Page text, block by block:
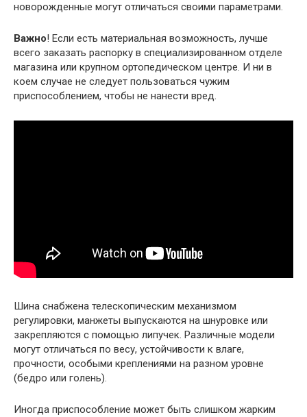
новорожденные могут отличаться своими параметрами.
Важно! Если есть материальная возможность, лучше
всего заказать распорку в специализированном отделе
магазина или крупном ортопедическом центре. И ни в
коем случае не следует пользоваться чужим
приспособлением, чтобы не нанести вред.
Шина снабжена телескопическим механизмом
регулировки, манжеты выпускаются на шнуровке или
закрепляются с помощью липучек. Различные модели
могут отличаться по весу, устойчивости к влаге,
прочности, особыми креплениями на разном уровне
(бедро или голень).
Иногда приспособление может быть слишком жарким